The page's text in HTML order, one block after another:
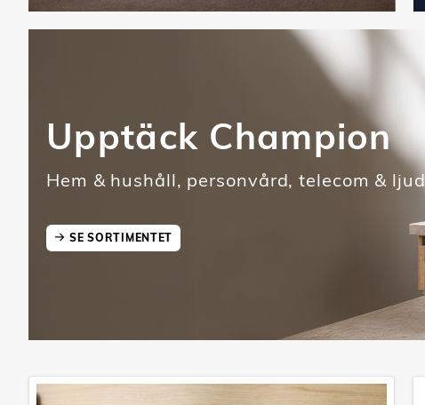
Upptäck Champion
Hem & hushåll, personvård, telecom & ljud
SE SORTIMENTET